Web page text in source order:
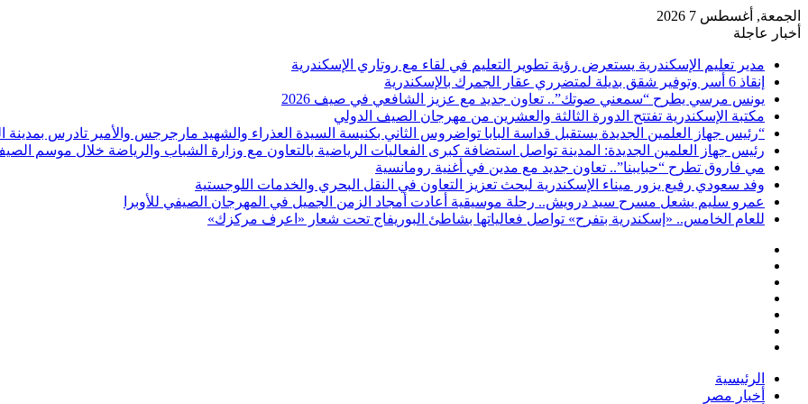
الجمعة, أغسطس 7 2026
أخبار عاجلة
مدير تعليم الإسكندرية يستعرض رؤية تطوير التعليم في لقاء مع روتاري الإسكندرية
إنقاذ 6 أسر وتوفير شقق بديلة لمتضرري عقار الجمرك بالإسكندرية
يونس مرسي يطرح “سمعني صوتك”.. تعاون جديد مع عزيز الشافعي في صيف 2026
مكتبة الإسكندرية تفتتح الدورة الثالثة والعشرين من مهرجان الصيف الدولي
“رئيس جهاز العلمين الجديدة يستقبل قداسة البابا تواضروس الثاني بكنيسة السيدة العذراء والشهيد مارجرجس والأمير تادرس بمدينة
رئيس جهاز العلمين الجديدة: المدينة تواصل استضافة كبرى الفعاليات الرياضية بالتعاون مع وزارة الشباب والرياضة خلال موسم
مي فاروق تطرح “حبايبنا”.. تعاون جديد مع مدين في أغنية رومانسية
وفد سعودي رفيع يزور ميناء الإسكندرية لبحث تعزيز التعاون في النقل البحري والخدمات اللوجستية
عمرو سليم يشعل مسرح سيد درويش.. رحلة موسيقية أعادت أمجاد الزمن الجميل في المهرجان الصيفي للأوبرا
للعام الخامس.. «إسكندرية بتفرح» تواصل فعالياتها بشاطئ البوريفاج تحت شعار «اعرف مركزك»
جانبي
الرئيسية
أخبار مصر